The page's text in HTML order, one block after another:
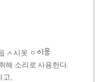
ㅅ시옷 ㆁ
해 소리로 사용한다.
고,